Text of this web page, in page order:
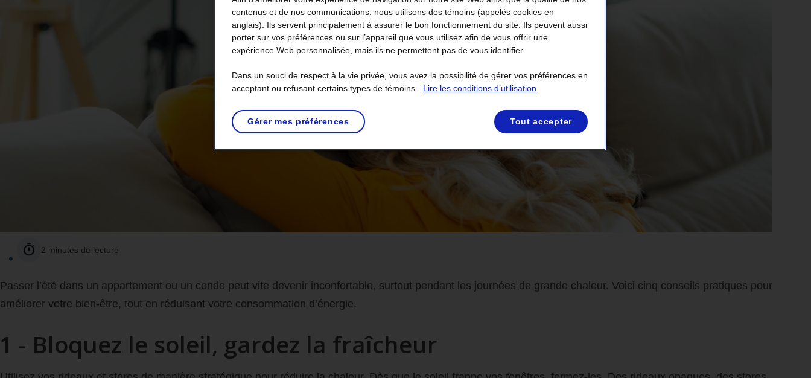
2 minutes de lecture
Passer l’été dans un appartement ou un condo peut vite devenir inconfortable, surtout pendant les journées de grande chaleur. Voici cinq conseils pratiques pour
améliorer votre bien-être, tout en réduisant votre consommation d’énergie.
1 - Bloquez le soleil, gardez la fraîcheur
contenus et de nos communications, nous utilisons des témoins (appelés cookies en
anglais). Ils servent principalement à assurer le bon fonctionnement du site. Ils peuvent aussi
porter sur vos préférences ou sur l’appareil que vous utilisez afin de vous offrir une
expérience Web personnalisée, mais ils ne permettent pas de vous identifier.
Dans un souci de respect à la vie privée, vous avez la possibilité de gérer vos préférences en
acceptant ou refusant certains types de témoins.
Lire les conditions d’utilisation
Gérer mes préférences Tout accepter